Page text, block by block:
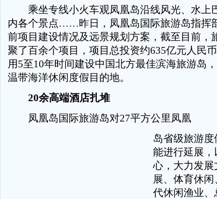
乘坐专线小火车观凤凰岛沿线风光、水上
内各个景点……昨日，凤凰岛国际旅游岛指挥
前项目建设情况及远景规划方案，截至目前，
聚了百余个项目，项目总投资约635亿元人民
用5至10年时间建设中国北方最佳滨海旅游岛
温带海洋休闲度假目的地。
20余高端酒店扎堆
凤凰岛国际旅游岛对27平方公里凤凰
岛省级旅游
能进行延展
心，大力发
展、体育休
代休闲渔业